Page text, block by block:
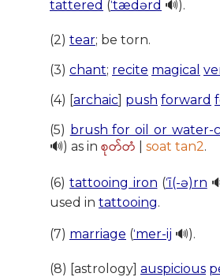
tattered (ˈtædərd 🔊).
(2) tear; be torn.
(3) chant; recite magical
(4) [archaic] push forward
(5) brush for oil or water-
🔊) as in စုတ်တံ soat tan2.
(6)tattooing iron (ˈī(-ə)rn
used in tattooing.
(7) marriage (ˈmer-ij 🔊).
(8) [astrology] auspicious